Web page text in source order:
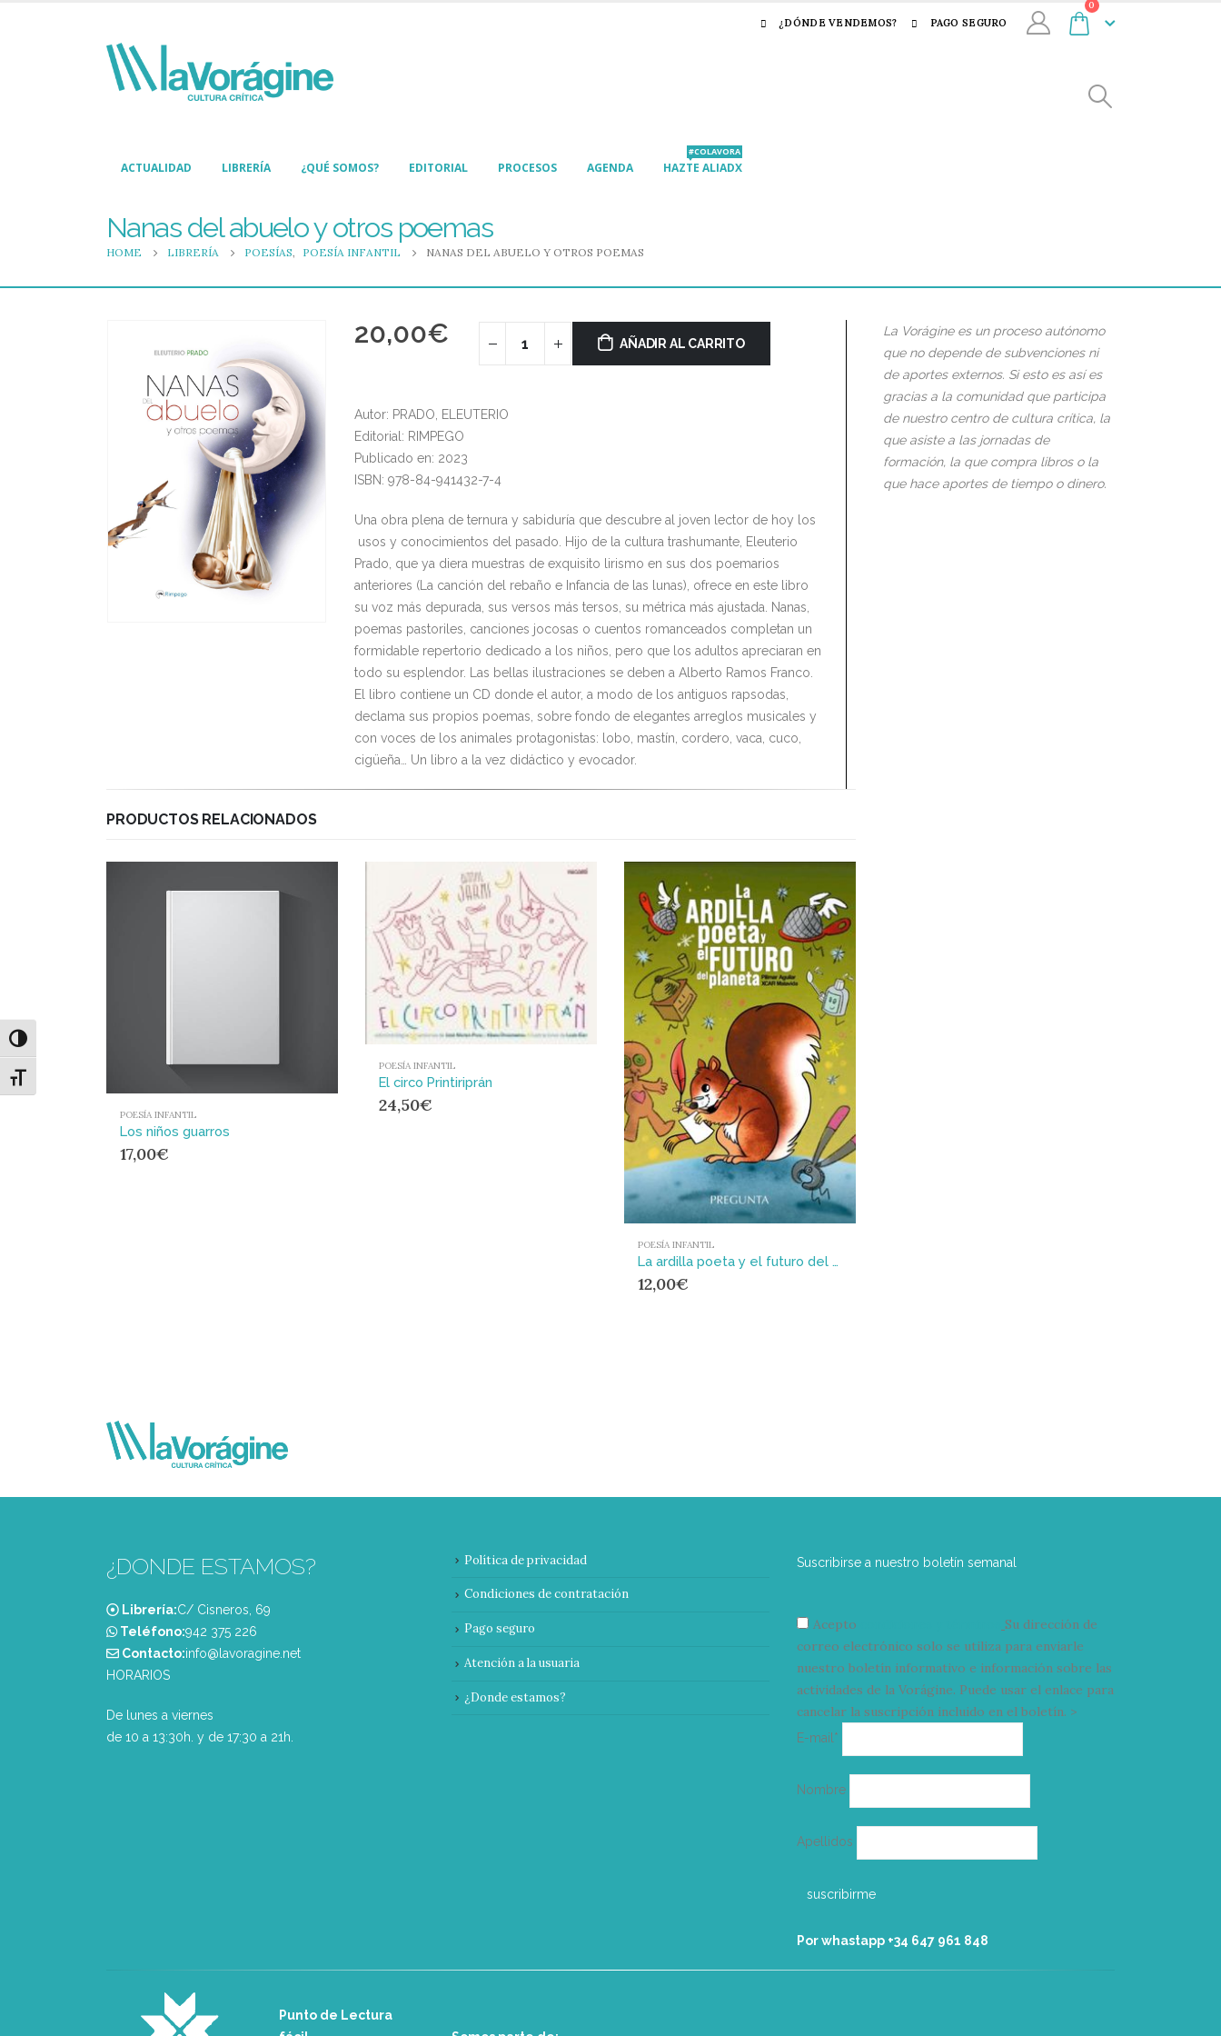
Alternar alto contraste
Alternar tamaño de letra
¿DÓNDE VENDEMOS? PAGO SEGURO
0
ACTUALIDAD LIBRERÍA ¿QUÉ SOMOS? EDITORIAL PROCESOS AGENDA HAZTE ALIADX
#COLAVORA
Nanas del abuelo y otros poemas
HOME LIBRERÍA POESÍAS, POESÍA INFANTIL NANAS DEL ABUELO Y OTROS POEMAS
20,00€ AÑADIR AL CARRITO
Autor: PRADO, ELEUTERIO
Editorial: RIMPEGO
Publicado en: 2023
ISBN: 978-84-941432-7-4
Una obra plena de ternura y sabiduría que descubre al joven lector de hoy los
usos y conocimientos del pasado. Hijo de la cultura trashumante, Eleuterio
Prado, que ya diera muestras de exquisito lirismo en sus dos poemarios
anteriores (La canción del rebaño e Infancia de las lunas), ofrece en este libro
su voz más depurada, sus versos más tersos, su métrica más ajustada. Nanas,
poemas pastoriles, canciones jocosas o cuentos romanceados completan un
formidable repertorio dedicado a los niños, pero que los adultos apreciaran en
todo su esplendor. Las bellas ilustraciones se deben a Alberto Ramos Franco.
El libro contiene un CD donde el autor, a modo de los antiguos rapsodas,
declama sus propios poemas, sobre fondo de elegantes arreglos musicales y
con voces de los animales protagonistas: lobo, mastín, cordero, vaca, cuco,
cigüeña… Un libro a la vez didáctico y evocador.
PRODUCTOS RELACIONADOS
POESÍA INFANTIL
Los niños guarros
17,00€
POESÍA INFANTIL
El circo Printiriprán
24,50€
POESÍA INFANTIL
La ardilla poeta y el futuro del planeta
12,00€
La Vorágine es un proceso autónomo
que no depende de subvenciones ni
de aportes externos. Si esto es así es
gracias a la comunidad que participa
de nuestro centro de cultura crítica, la
que asiste a las jornadas de
formación, la que compra libros o la
que hace aportes de tiempo o dinero.
¿DONDE ESTAMOS?
Librería:C/ Cisneros, 69
Teléfono:‭942 375 226‬
Contacto:info@lavoragine.net
HORARIOS
De lunes a viernes
de 10 a 13:30h. y de 17:30 a 21h.
Política de privacidad
Condiciones de contratación
Pago seguro
Atención a la usuaria
¿Donde estamos?
Suscribirse a nuestro boletín semanal
Acepto
Su dirección de
correo electrónico solo se utiliza para enviarle
nuestro boletín informativo e información sobre las
actividades de la Vorágine. Puede usar el enlace para
cancelar la suscripción incluido en el boletín. >
E-mail*
electrónico
Nombre
Apellidos
Por whastapp +34 ‭647 961 848‬
Punto de Lectura